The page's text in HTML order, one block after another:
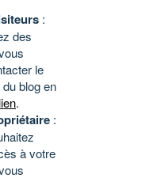
:
des
le
blog en
.
:
à votre